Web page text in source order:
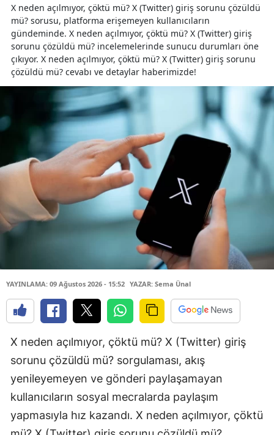
X neden açılmıyor, çöktü mü? X (Twitter) giriş sorunu çözüldü
mü? sorusu, platforma erişemeyen kullanıcıların
gündeminde. X neden açılmıyor, çöktü mü? X (Twitter) giriş
sorunu çözüldü mü? incelemelerinde sunucu durumları öne
çıkıyor. X neden açılmıyor, çöktü mü? X (Twitter) giriş sorunu
çözüldü mü? cevabı ve detaylar haberimizde!
YAYINLAMA: 09 Ağustos 2026 - 15:52 YAZAR: Sema Ünal
X neden açılmıyor, çöktü mü? X (Twitter) giriş
sorunu çözüldü mü? sorgulaması, akış
yenileyemeyen ve gönderi paylaşamayan
kullanıcıların sosyal mecralarda paylaşım
yapmasıyla hız kazandı. X neden açılmıyor, çöktü